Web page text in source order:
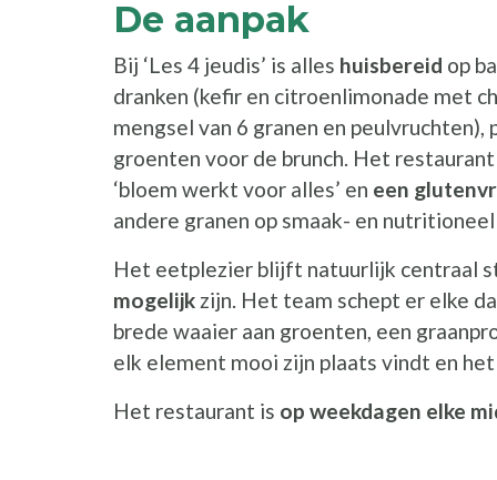
De aanpak
Bij ‘Les 4 jeudis’ is alles huisbereid op
dranken (kefir en citroenlimonade met
mengsel van 6 granen en
groenten voor de brunch. Het
‘bloem werkt voor alles’ en een
andere granen op smaak- en
Het eetplezier blijft natuurlijk centraal
mogelijk zijn. Het team schept er elke
brede waaier aan groenten, een
elk element mooi zijn plaats vindt en
Het restaurant is op weekdagen elke